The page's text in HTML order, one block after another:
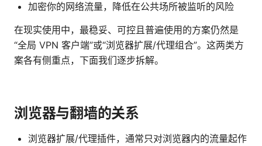
加密你的网络流量，降低在公共场所被监听的风险
在现实使用中，最稳妥、可控且普遍使用的方案仍然是
“全局 VPN 客户端”或“浏览器扩展/代理组合”。这两类方
案各有侧重点，下面我们逐步拆解。
浏览器与翻墙的关系
浏览器扩展/代理插件，通常只对浏览器内的流量起作